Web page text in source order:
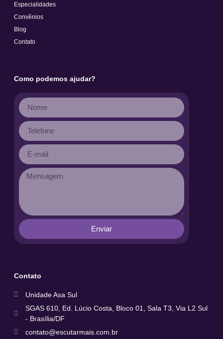
Especialidades
Convênios
Blog
Contato
Como podemos ajudar?
Enviar
Contato
Unidade Asa Sul
SGAS 610, Ed. Lúcio Costa, Bloco 01, Sala T3, Via L2 Sul
- Brasília/DF
contato@escutarmais.com.br